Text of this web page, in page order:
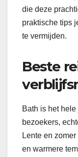
die deze
praktische tips
te vermijden.
Beste
Bath is het
bezoekers,
Lente en
en warmere